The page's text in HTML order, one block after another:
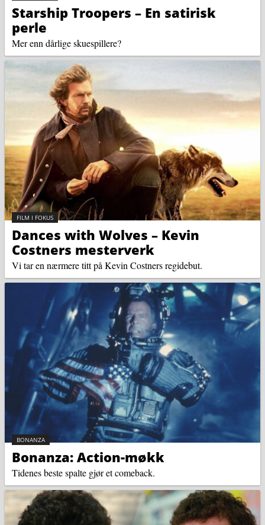
Starship Troopers – En satirisk
perle
Mer enn dårlige skuespillere?
Dances with Wolves – Kevin
Costners mesterverk
KATEGORI:
FILM I FOKUS
Vi tar en nærmere titt på Kevin Costners regidebut.
Bonanza: Action-møkk
KATEGORI:
BONANZA
Tidenes beste spalte gjør et comeback.